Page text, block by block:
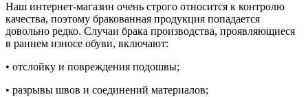
Наш интернет-магазин очень строго относится к контролю
качества, поэтому бракованная продукция попадается
довольно редко. Случаи брака производства, проявляющиеся
в раннем износе обуви, включают:
• отслойку и повреждения подошвы;
• разрывы швов и соединений материалов;